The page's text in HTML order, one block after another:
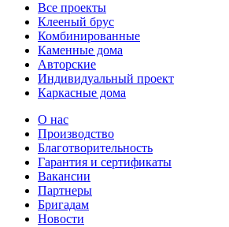
Все проекты
Клееный брус
Комбинированные
Каменные дома
Авторские
Индивидуальный проект
Каркасные дома
О нас
Производство
Благотворительность
Гарантия и сертификаты
Вакансии
Партнеры
Бригадам
Новости